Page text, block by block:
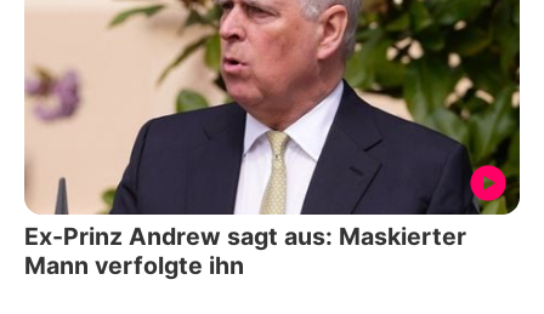
Ex-Prinz Andrew sagt aus: Maskierter
Mann verfolgte ihn